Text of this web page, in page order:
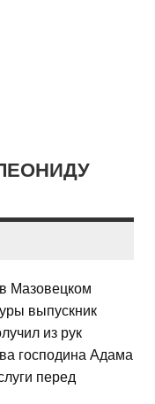
Мазовецком
выпускник
из рук
господина Адама
перед